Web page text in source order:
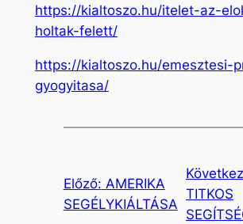
https://kialtoszo.hu/itelet-az-
holtak-felett/
https://kialtoszo.hu/emesztesi-
gyogyitasa/
Előző: AMERIKA
SEGÉLYKIÁLTÁSA
TITKOS